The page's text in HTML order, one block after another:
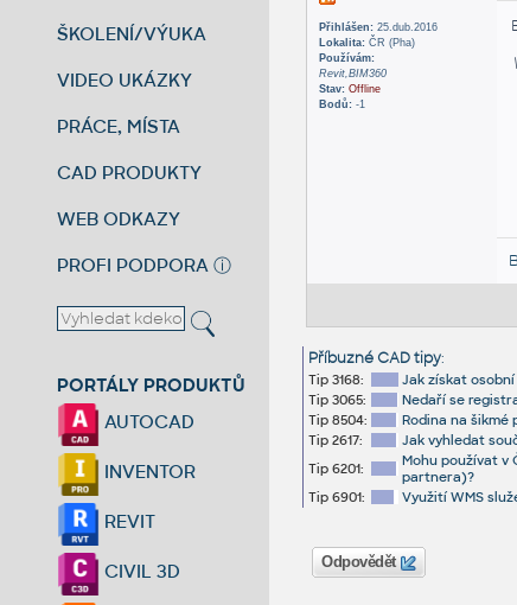
ŠKOLENÍ/VÝUKA
VIDEO UKÁZKY
PRÁCE, MÍSTA
CAD PRODUKTY
WEB ODKAZY
PROFI PODPORA ⓘ
PORTÁLY PRODUKTŮ
AUTOCAD
INVENTOR
REVIT
CIVIL 3D
Přihlášen:25.dub.2016
Lokalita:ČR (Pha)
Používám:
Revit,BIM360
Stav: Offline
Bodů:-1
Příbuzné CAD tipy:
Tip 3168:
Jak získat
Tip 3065:
Nedaří se
Tip 8504:
Rodina na šikmé
Tip 2617:
Jak vyhledat
Tip 6201:
Mohu používat v
partnera)?
Tip 6901:
Využití WMS
Odpovědět